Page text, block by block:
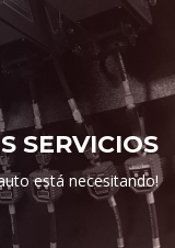
SERVICIOS
está necesitando!